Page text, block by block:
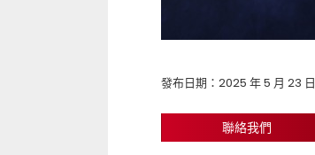
發布日期：2025 年 5 月 23 日
聯絡我們